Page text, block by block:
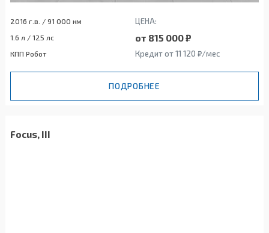
2016 г.в. / 91 000 км ЦЕНА:
1.6 л / 125 лс от 815 000 ₽
КПП Робот Кредит от 11 120 ₽/мес
ПОДРОБНЕЕ
Focus, III